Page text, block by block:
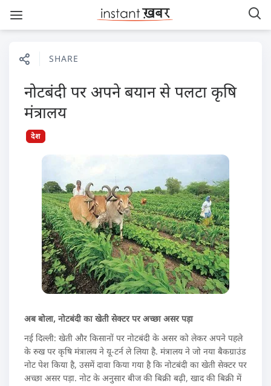
SHARE
नोटबंदी पर अपने बयान से पलटा कृषि
मंत्रालय
देश
अब बोला, नोटबंदी का खेती सेक्टर पर अच्छा असर पड़ा
नई दिल्ली: खेती और किसानों पर नोटबंदी के असर को लेकर अपने पहले
के रुख पर कृषि मंत्रालय ने यू-टर्न ले लिया है. मंत्रालय ने जो नया बैकग्राउंड
नोट पेश किया है, उसमें दावा किया गया है कि नोटबंदी का खेती सेक्टर पर
अच्छा असर पड़ा. नोट के अनुसार बीज की बिक्री बढ़ी, खाद की बिक्री में